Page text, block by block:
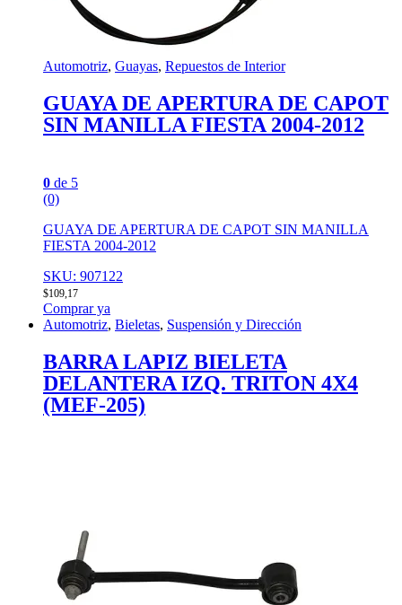
Automotriz, Guayas, Repuestos de Interior
GUAYA DE APERTURA DE CAPOT
SIN MANILLA FIESTA 2004-2012
0 de 5
(0)
GUAYA DE APERTURA DE CAPOT SIN MANILLA
FIESTA 2004-2012
SKU: 907122
$109,17
Comprar ya
Automotriz, Bieletas, Suspensión y Dirección
BARRA LAPIZ BIELETA
DELANTERA IZQ. TRITON 4X4
(MEF-205)